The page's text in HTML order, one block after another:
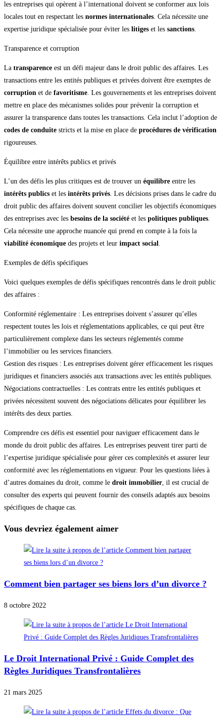
les entreprises qui opèrent à l’international doivent se conformer aux lois
locales tout en respectant les normes internationales. Cela nécessite une
expertise juridique spécialisée pour éviter les litiges et les sanctions.
Transparence et corruption
La transparence est un défi majeur dans le droit public des affaires. Les
transactions entre les entités publiques et privées doivent être exemptes de
corruption et de favoritisme. Les gouvernements et les entreprises doivent
mettre en place des mécanismes solides pour prévenir la corruption et
assurer la transparence dans toutes les transactions. Cela inclut l’adoption de
codes de conduite stricts et la mise en place de procédures de vérification
rigoureuses.
Équilibre entre intérêts publics et privés
L’un des défis les plus critiques est de trouver un équilibre entre les
intérêts publics et les intérêts privés. Les décisions prises dans le cadre du
droit public des affaires doivent souvent concilier les objectifs économiques
des entreprises avec les besoins de la société et les politiques publiques.
Cela nécessite une approche nuancée qui prend en compte à la fois la
viabilité économique des projets et leur impact social.
Exemples de défis spécifiques
Voici quelques exemples de défis spécifiques rencontrés dans le droit public
des affaires :
Conformité réglementaire : Les entreprises doivent s’assurer qu’elles
respectent toutes les lois et réglementations applicables, ce qui peut être
particulièrement complexe dans les secteurs réglementés comme
l’immobilier ou les services financiers.
Gestion des risques : Les entreprises doivent gérer efficacement les risques
juridiques et financiers associés aux transactions avec les entités publiques.
Négociations contractuelles : Les contrats entre les entités publiques et
privées nécessitent souvent des négociations délicates pour équilibrer les
intérêts des deux parties.
Comprendre ces défis est essentiel pour naviguer efficacement dans le
monde du droit public des affaires. Les entreprises peuvent tirer parti de
l’expertise juridique spécialisée pour gérer ces complexités et assurer leur
conformité avec les réglementations en vigueur. Pour les questions liées à
d’autres domaines du droit, comme le droit immobilier, il est crucial de
consulter des experts qui peuvent fournir des conseils adaptés aux besoins
spécifiques de chaque cas.
Vous devriez également aimer
Comment bien partager ses biens lors d’un divorce ?
8 octobre 2022
Le Droit International Privé : Guide Complet des
Règles Juridiques Transfrontalières
21 mars 2025